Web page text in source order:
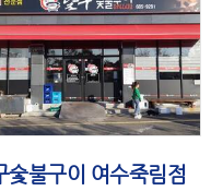
숯불구이 여수죽림점